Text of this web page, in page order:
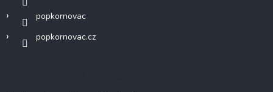
popkornovac
popkornovac.cz